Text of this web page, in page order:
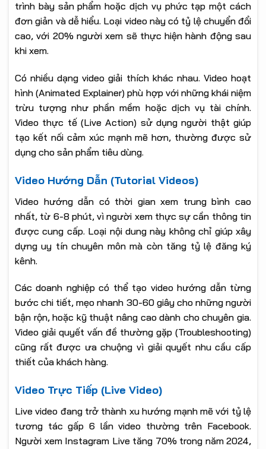
trình bày sản phẩm hoặc dịch vụ phức tạp một cách
đơn giản và dễ hiểu. Loại video này có tỷ lệ chuyển đổi
cao, với 20% người xem sẽ thực hiện hành động sau
khi xem.
Có nhiều dạng video giải thích khác nhau. Video hoạt
hình (Animated Explainer) phù hợp với những khái niệm
trừu tượng như phần mềm hoặc dịch vụ tài chính.
Video thực tế (Live Action) sử dụng người thật giúp
tạo kết nối cảm xúc mạnh mẽ hơn, thường được sử
dụng cho sản phẩm tiêu dùng.
Video Hướng Dẫn (Tutorial Videos)
Video hướng dẫn có thời gian xem trung bình cao
nhất, từ 6-8 phút, vì người xem thực sự cần thông tin
được cung cấp. Loại nội dung này không chỉ giúp xây
dựng uy tín chuyên môn mà còn tăng tỷ lệ đăng ký
kênh.
Các doanh nghiệp có thể tạo video hướng dẫn từng
bước chi tiết, mẹo nhanh 30-60 giây cho những người
bận rộn, hoặc kỹ thuật nâng cao dành cho chuyên gia.
Video giải quyết vấn đề thường gặp (Troubleshooting)
cũng rất được ưa chuộng vì giải quyết nhu cầu cấp
thiết của khách hàng.
Video Trực Tiếp (Live Video)
Live video đang trở thành xu hướng mạnh mẽ với tỷ lệ
tương tác gấp 6 lần video thường trên Facebook.
Người xem Instagram Live tăng 70% trong năm 2024,